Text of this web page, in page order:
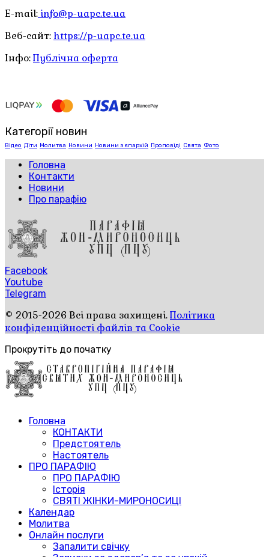
E-mail: info@p-uapc.te.ua
Веб-сайт: https://p-uapc.te.ua
Інфо:Публічна оферта
Категорії новин
Відео Діти Молитва Новини Новини з єпархій Проповіді Свята Фото
Головна
Контакти
Новини
Про парафію
Facebook
Youtube
Telegram
© 2015-2026 Всі права захищені.Політика
конфіденційності файлів та Cookie
Прокрутіть до початку
Головна
КОНТАКТИ
Предстоятель
Настоятель
ПРО ПАРАФІЮ
ПРО ПАРАФІЮ
Історія
СВЯТІ ЖІНКИ-МИРОНОСИЦІ
Календар
Молитва
Онлайн послуги
Запалити свічку